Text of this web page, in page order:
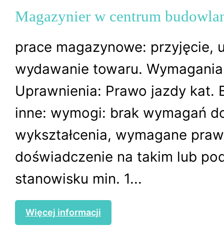
Magazynier w centrum
prace magazynowe: przyjęcie,
wydawanie towaru.
Uprawnienia: Prawo jazdy kat.
inne: wymogi: brak wymagań
wykształcenia, wymagane
doświadczenie na takim lub
stanowisku min. 1...
Więcej informacji